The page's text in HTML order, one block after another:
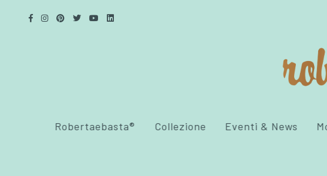
Robertaebasta® Collezione Eventi & News